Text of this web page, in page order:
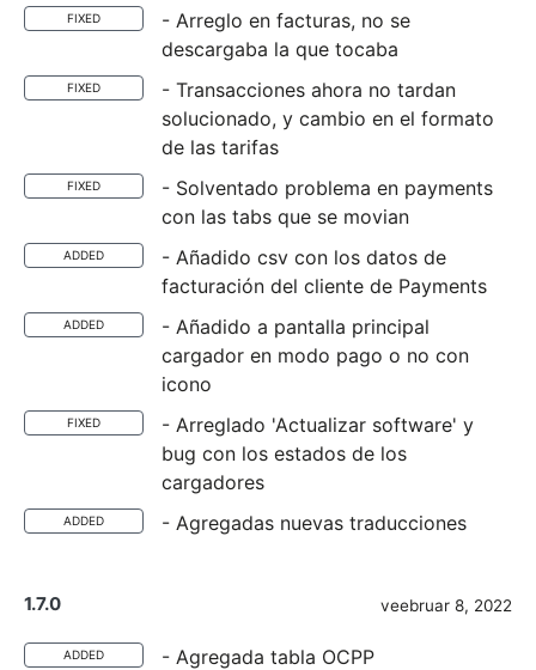
FIXED
- Arreglo en facturas, no se
descargaba la que tocaba
FIXED
- Transacciones ahora no tardan
solucionado, y cambio en el formato
de las tarifas
FIXED
- Solventado problema en payments
con las tabs que se movian
ADDED
- Añadido csv con los datos de
facturación del cliente de Payments
ADDED
- Añadido a pantalla principal
cargador en modo pago o no con
icono
FIXED
- Arreglado 'Actualizar software' y
bug con los estados de los
cargadores
ADDED - Agregadas nuevas traducciones
1.7.0 veebruar 8, 2022
ADDED - Agregada tabla OCPP